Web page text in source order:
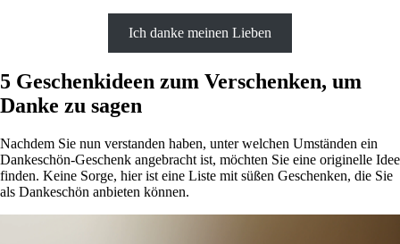
Ich danke meinen Lieben
5 Geschenkideen zum Verschenken, um
Danke zu sagen
Nachdem Sie nun verstanden haben, unter welchen Umständen ein
Dankeschön-Geschenk angebracht ist, möchten Sie eine originelle Idee
finden. Keine Sorge, hier ist eine Liste mit süßen Geschenken, die Sie
als Dankeschön anbieten können.